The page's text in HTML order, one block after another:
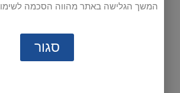
Vowel Song(YouTube)
סגור
המשך הגלישה באתר מהווה הסכמה